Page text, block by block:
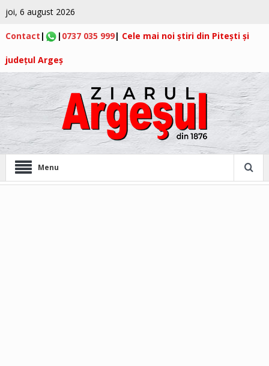
joi, 6 august 2026
Contact | | 0737 035 999| Cele mai noi știri din Pitești și
județul Argeș
Menu